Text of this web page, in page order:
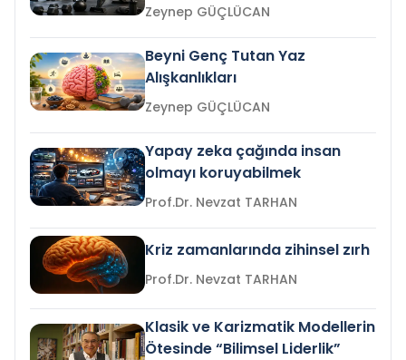
Zeynep GÜÇLÜCAN
Beyni Genç Tutan Yaz
Alışkanlıkları
Zeynep GÜÇLÜCAN
Yapay zeka çağında insan
olmayı koruyabilmek
Prof.Dr. Nevzat TARHAN
Kriz zamanlarında zihinsel zırh
Prof.Dr. Nevzat TARHAN
Klasik ve Karizmatik Modellerin
Ötesinde “Bilimsel Liderlik”